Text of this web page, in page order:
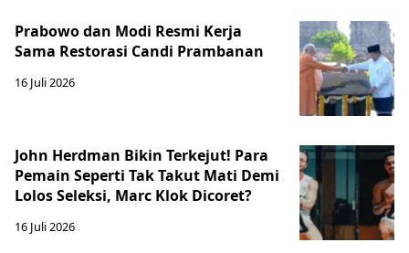
Prabowo dan Modi Resmi Kerja
Sama Restorasi Candi Prambanan
16 Juli 2026
John Herdman Bikin Terkejut! Para
Pemain Seperti Tak Takut Mati Demi
Lolos Seleksi, Marc Klok Dicoret?
16 Juli 2026